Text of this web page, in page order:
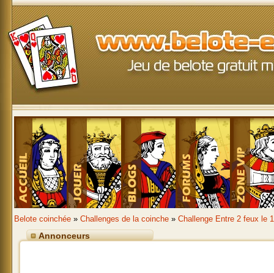
Belote coinchée » Challenges de la coinche » Challenge Entre 2 feux le
Annonceurs